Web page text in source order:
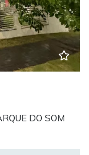
DO SOM